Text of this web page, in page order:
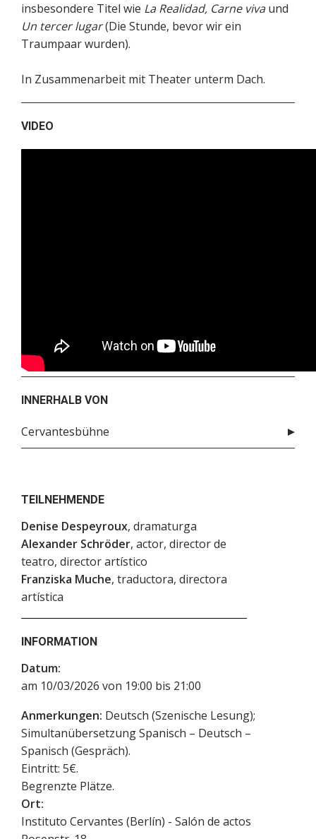
insbesondere Titel wie La Realidad, Carne vivaund
Un tercer lugar(Die Stunde, bevor wir ein
Traumpaar wurden).
In Zusammenarbeit mit Theater unterm Dach.
VIDEO
INNERHALB VON
Cervantesbühne
TEILNEHMENDE
Denise Despeyroux, dramaturga
Alexander Schröder, actor, director de
teatro, director artístico
Franziska Muche, traductora, directora
artística
INFORMATION
Datum:
am 10/03/2026 von 19:00 bis 21:00
Anmerkungen: Deutsch (Szenische Lesung);
Simultanübersetzung Spanisch – Deutsch –
Spanisch (Gespräch).
Eintritt: 5€.
Begrenzte Plätze.
Ort:
Instituto Cervantes (Berlín) - Salón de actos